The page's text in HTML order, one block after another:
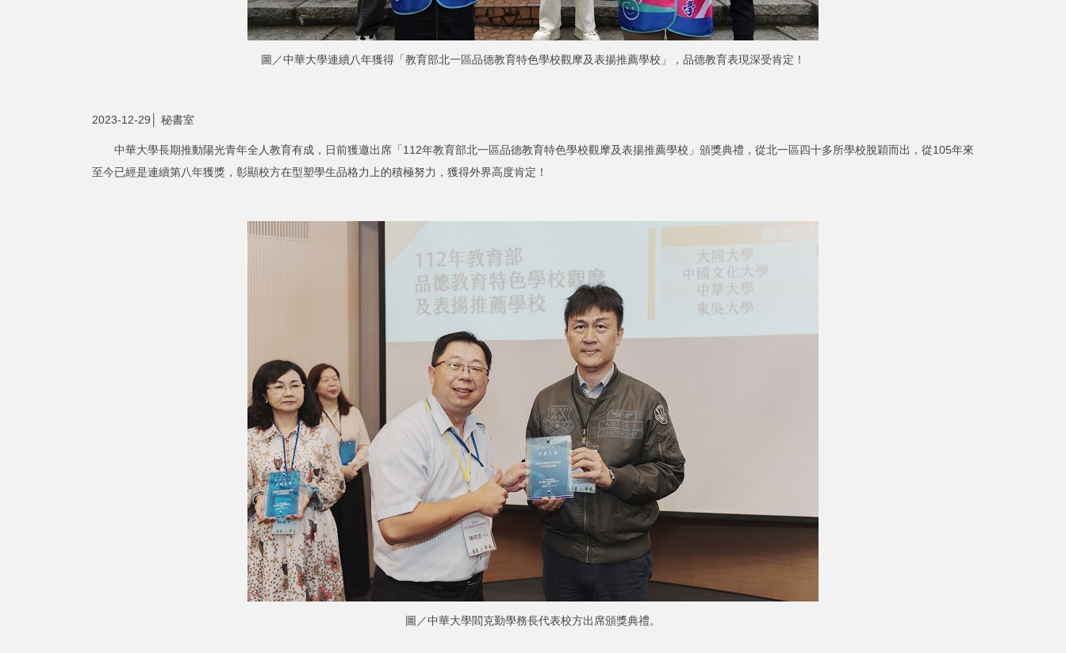
圖／中華大學連續八年獲得「教育部北一區品德教育特色學校觀摩及表揚推薦學校」，品德教育表現深受肯定！
2023-12-29│ 秘書室
中華大學長期推動陽光青年全人教育有成，日前獲邀出席「112年教育部北一區品德教育特色學校觀摩及表揚推薦學校」頒獎典禮，從北一區四十多所學校脫穎而出，從105年來
至今已經是連續第八年獲獎，彰顯校方在型塑學生品格力上的積極努力，獲得外界高度肯定！
圖／中華大學閻克勤學務長代表校方出席頒獎典禮。